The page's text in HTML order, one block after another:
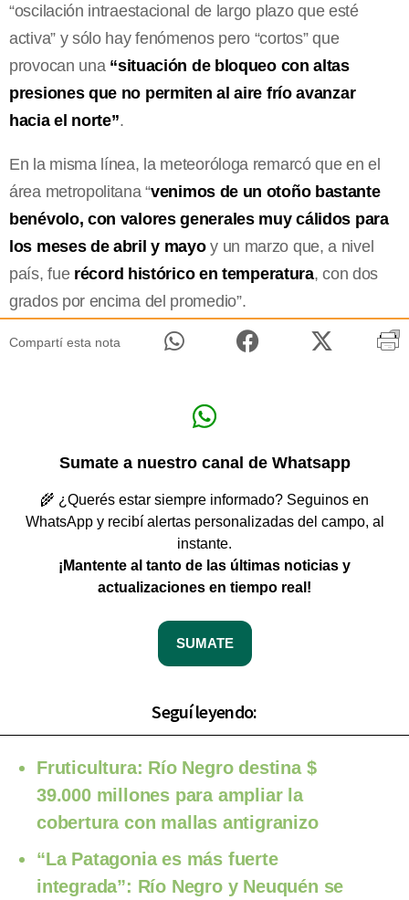
“oscilación intraestacional de largo plazo que esté
activa” y sólo hay fenómenos pero “cortos” que
provocan una “situación de bloqueo con altas
presiones que no permiten al aire frío avanzar
hacia el norte”.
En la misma línea, la meteoróloga remarcó que en el
área metropolitana “venimos de un otoño bastante
benévolo, con valores generales muy cálidos para
los meses de abril y mayoy un marzo que, a nivel
país, fuerécord histórico en temperatura, con dos
grados por encima del promedio”.
Compartí esta nota
Sumate a nuestro canal de Whatsapp
🌾 ¿Querés estar siempre informado? Seguinos en
WhatsApp y recibí alertas personalizadas del campo, al
instante.
¡Mantente al tanto de las últimas noticias y
actualizaciones en tiempo real!
SUMATE
Seguí leyendo:
Fruticultura: Río Negro destina $
39.000 millones para ampliar la
cobertura con mallas antigranizo
“La Patagonia es más fuerte
integrada”: Río Negro y Neuquén se